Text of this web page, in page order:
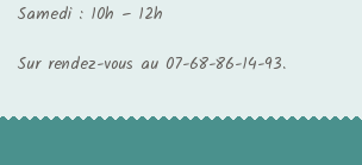
Samedi : 10h – 12h
Sur rendez-vous au 07-68-86-14-93.